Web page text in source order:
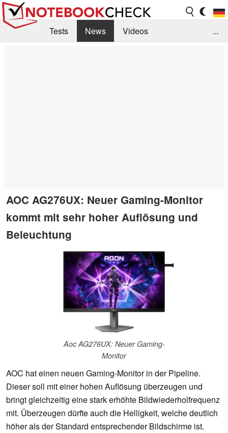
Tests News
Videos
...
AOC AG276UX: Neuer Gaming-Monitor
kommt mit sehr hoher Auflösung und
Beleuchtung
Aoc AG276UX: Neuer Gaming-
Monitor
AOC hat einen neuen Gaming-Monitor in der Pipeline.
Dieser soll mit einer hohen Auflösung überzeugen und
bringt gleichzeitig eine stark erhöhte Bildwiederholfrequenz
mit. Überzeugen dürfte auch die Helligkeit, welche deutlich
höher als der Standard entsprechender Bildschirme ist.